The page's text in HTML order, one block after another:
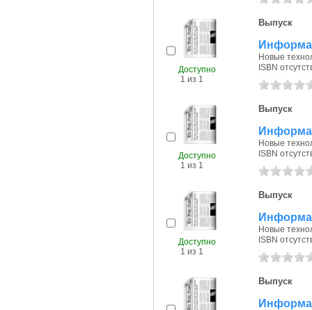
Доступно
1 из 1
Выпуск
Новые
ISBN
Доступно
1 из 1
Выпуск
Новые
ISBN
Доступно
1 из 1
Выпуск
Новые
ISBN
Выпуск